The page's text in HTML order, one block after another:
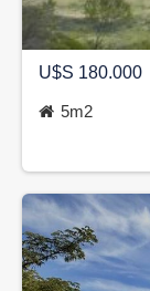
U$S 180.000
5m2